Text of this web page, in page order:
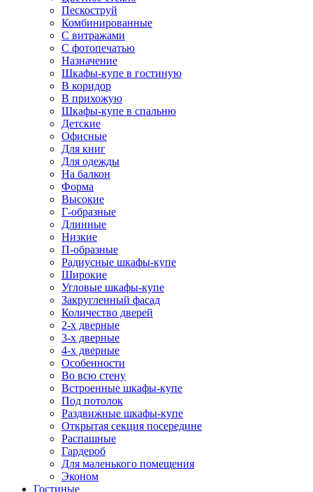
Пескоструй
Комбинированные
С витражами
С фотопечатью
Назначение
Шкафы-купе в гостиную
В коридор
В прихожую
Шкафы-купе в спальню
Детские
Офисные
Для книг
Для одежды
На балкон
Форма
Высокие
Г-образные
Длинные
Низкие
П-образные
Радиусные шкафы-купе
Широкие
Угловые шкафы-купе
Закругленный фасад
Количество дверей
2-х дверные
3-х дверные
4-х дверные
Особенности
Во всю стену
Встроенные шкафы-купе
Под потолок
Раздвижные шкафы-купе
Открытая секция посередине
Распашные
Гардероб
Для маленького помещения
Эконом
Гостиные